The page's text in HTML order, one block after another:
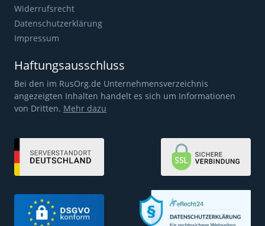
Widerrufsrecht
Datenschutzerklärung
Impressum
Haftungsausschluss
Bei den im RusOrg.de Unternehmensverzeichnis
angezeigten Inhalten handelt es sich um Informationen
von Dritten. Mehr dazu